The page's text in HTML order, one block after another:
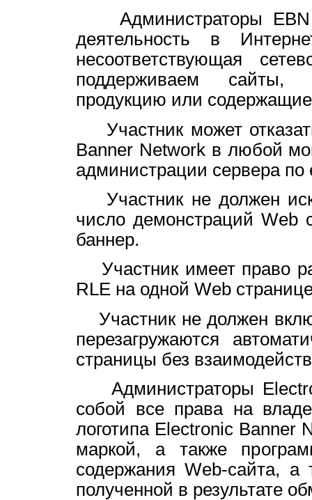
Администраторы EBN
деятельность в
несоответствующая
поддерживаем сайты,
продукцию или
Участник может
Banner Network в любой
администрации сервера
Участник не должен
число демонстраций Web
баннер.
Участник имеет право
RLE на одной Web
Участник не должен
перезагружаются
страницы без
Администраторы
собой все права на
логотипа Electronic Banner
маркой, а также
содержания Web-сайта,
полученной в результате